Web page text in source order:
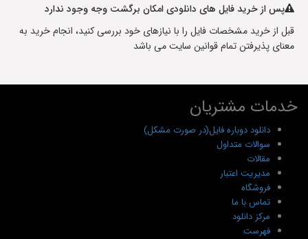
پس از خرید فایل های دانلودی امکان برگشت وجه وجود ندارد
قبل از خرید مشخصات فایل را با نیازهای خود بررسی کنید، انجام خرید به
معنای پذیرفتن تمام قوانین سایت می باشد
خدمات مشتریان
دانلود دوباره فایل(در صورت مشکل)
سوالات متداول
مقالات
مدیریت اعتبار
فروشگاه
تماس با ما
مرکز دانلود
فهرست